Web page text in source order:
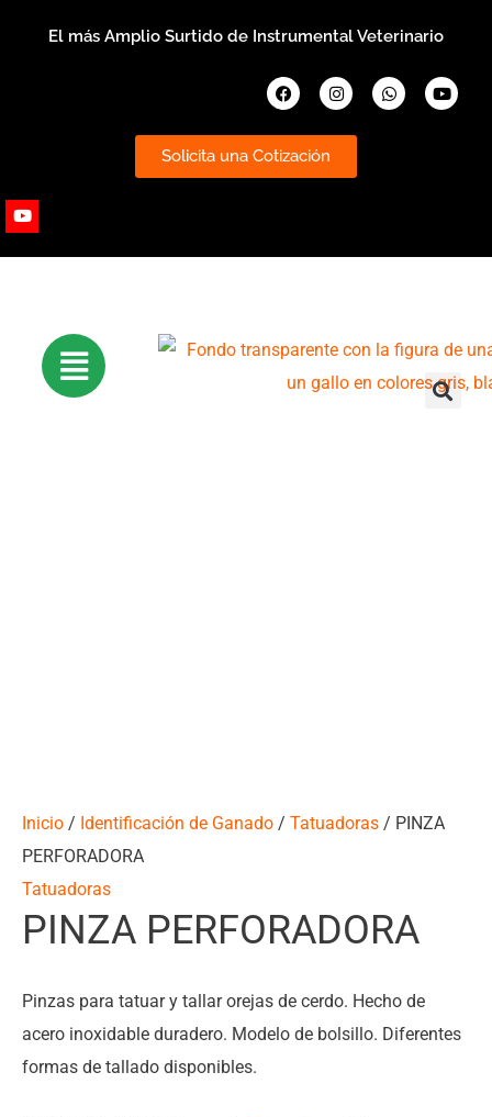
El más Amplio Surtido de Instrumental Veterinario
FacebookInstagramWhatsapp
Solicita una Cotización
Youtube
Inicio / Identificación de Ganado / Tatuadoras / PINZA
PERFORADORA
Tatuadoras
PINZA PERFORADORA
Pinzas para tatuar y tallar orejas de cerdo. Hecho de
acero inoxidable duradero. Modelo de bolsillo. Diferentes
formas de tallado disponibles.